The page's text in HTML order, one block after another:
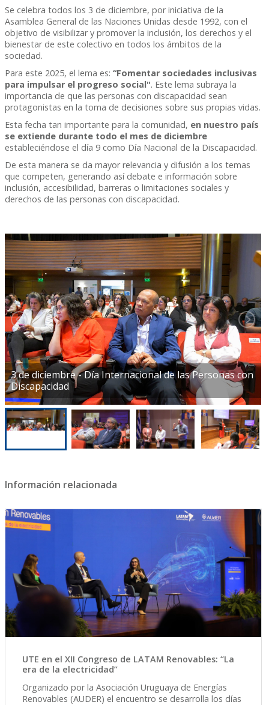
Se celebra todos los 3 de diciembre, por iniciativa de la
Asamblea General de las Naciones Unidas desde 1992, con el
objetivo de visibilizar y promover la inclusión, los derechos y el
bienestar de este colectivo en todos los ámbitos de la
sociedad.
Para este 2025, el lema es: “Fomentar sociedades inclusivas
para impulsar el progreso social". Este lema subraya la
importancia de que las personas con discapacidad sean
protagonistas en la toma de decisiones sobre sus propias vidas.
Esta fecha tan importante para la comunidad, en nuestro país
se extiende durante todo el mes de diciembre
estableciéndose el día 9 como Día Nacional de la Discapacidad.
De esta manera se da mayor relevancia y difusión a los temas
que competen, generando así debate e información sobre
inclusión, accesibilidad, barreras o limitaciones sociales y
derechos de las personas con discapacidad.
3 de diciembre - Día Internacional de las Personas con
Discapacidad
Información relacionada
UTE en el XII Congreso de LATAM Renovables: “La
era de la electricidad”
Organizado por la Asociación Uruguaya de Energías
Renovables (AUDER) el encuentro se desarrolla los días